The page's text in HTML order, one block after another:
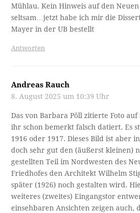
Mühlau. Kein Hinweis auf den
seltsam…jetzt habe ich mir die
Mayer in der UB bestellt
Antworten
Andreas Rauch
8. August 2025 um 10:39 Uhr
Das von Barbara Pöll zitierte Foto
ihr schon bemerkt falsch datiert. Es
1916 oder 1917. Dieses Bild ist aber
doch sehr gut den (äußerst kleinen)
gestellten Teil im Nordwesten des
Friedhofes den Architekt Wilhelm
später (1926) noch gestalten wird.
weiteres (zweites) Eingangstor
einsehbaren Ansichten zeigen auch,